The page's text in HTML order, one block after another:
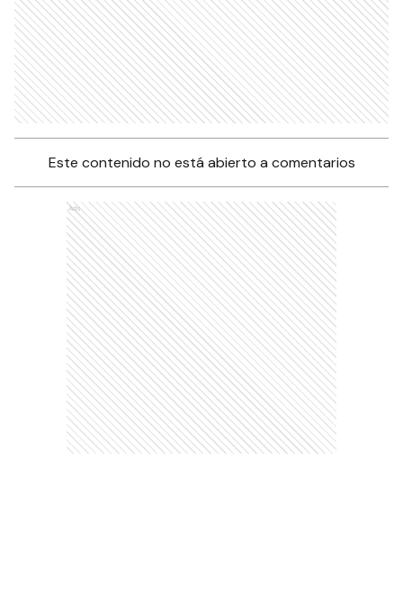
Este contenido no está abierto a comentarios
Ads